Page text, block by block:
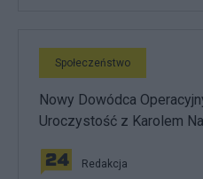
Społeczeństwo
Nowy Dowódca
Uroczystość z Karolem
Redakcja